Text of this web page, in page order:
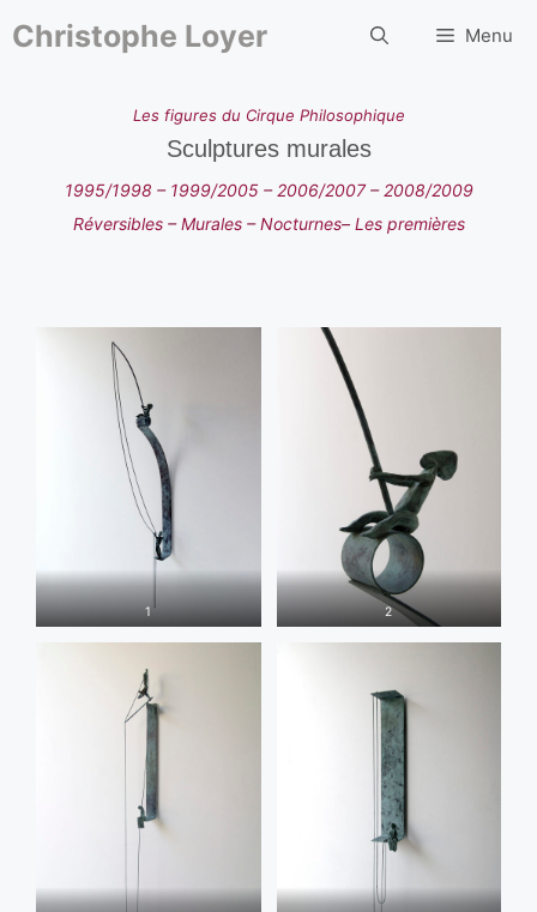
contenu
Christophe Loyer Menu
Les figuresdu Cirque Philosophique
Sculptures murales
1995/1998 – 1999/2005 – 2006/2007– 2008/2009
Réversibles–Murales–Nocturnes– Les premières
1 2